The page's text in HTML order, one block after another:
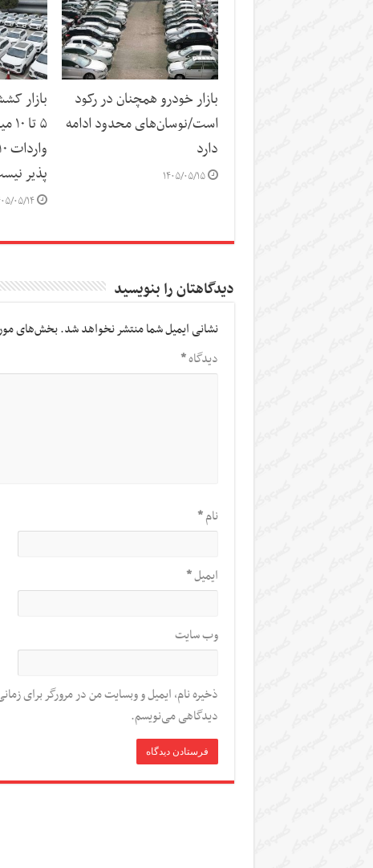
بازار خودرو همچنان در رکود
است/نوسان‌های محدود ادامه
دارد
۱۴۰۵/۰۵/۱۵
بازار
۵
پذیر
۱۴۰۵/
دیدگاهتان را بنویسید
نشانی ایمیل شما منتشر نخواهد شد.بخش‌های
دیدگاه*
نام*
ایمیل*
وب‌ سایت
ذخیره نام، ایمیل و وبسایت من در مرورگر برای
دیدگاهی می‌نویسم.